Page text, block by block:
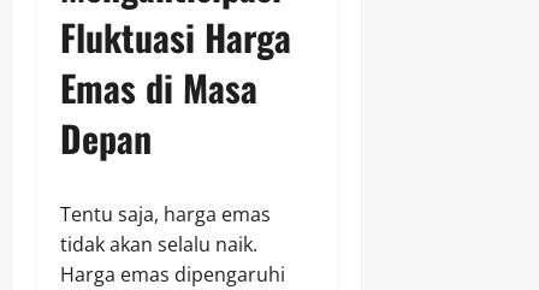
Fluktuasi Harga
Emas di Masa
Depan
Tentu saja, harga emas
tidak akan selalu naik.
Harga emas dipengaruhi